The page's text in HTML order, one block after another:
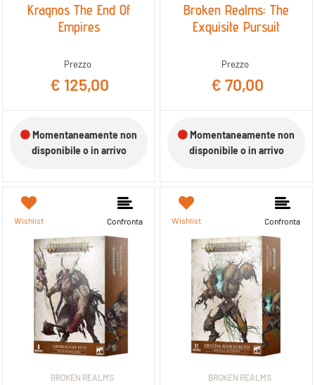
Kragnos The End Of
Empires
Prezzo
€ 125,00
Momentaneamente non
disponibile o in arrivo
Broken Realms: The
Exquisite Pursuit
Prezzo
€ 70,00
Momentaneamente non
disponibile o in arrivo
Wishlist Confronta
BROKEN REALMS
Wishlist Confronta
BROKEN REALMS